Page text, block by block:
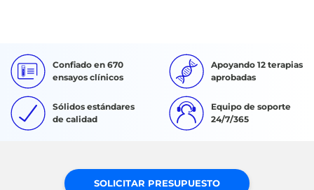
Confiado en 670
ensayos clínicos
Apoyando 12 terapias
aprobadas
Sólidos estándares
de calidad
Equipo de soporte
24/7/365
SOLICITAR PRESUPUESTO